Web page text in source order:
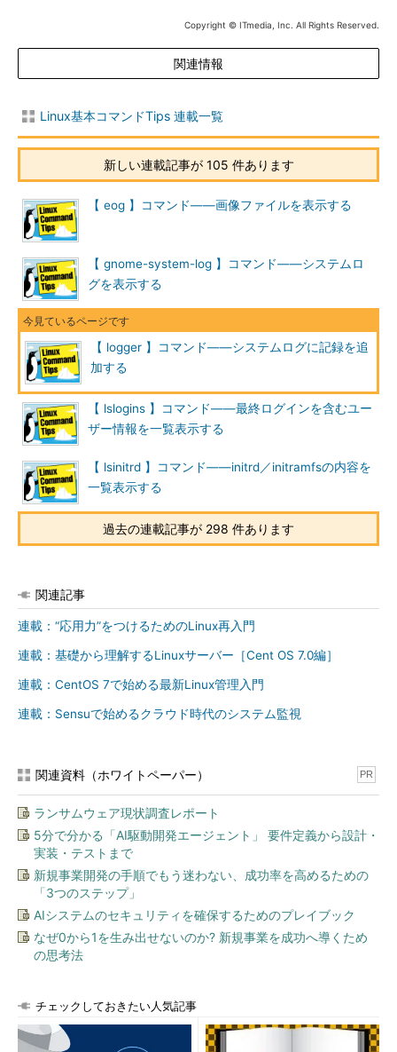
※1 優先度は「分類.重要度」で指定す
る。デフォルトは「user.notice」（本
※2 任意の文字列をタグに指定可能。
名前を記録する。
※3 「-」（ハイフン）から始まるメッ
セージを記録する場合に使う。
目次に戻る
システムログにユーザーのメッセージを記録する
を追記します（タイミングによっては末尾にならないこともあり
ます）。追記する内容は「日時 ホスト名 ユーザー名: メッセー
ジ」となります。
ユーザー名の部分を任意の文字列にしたい場合は「logger -t
ト名 文字列: メッセージ」に変わります。なお、この文字列を
「タグ」と言います。
メッセージを省略すると、標準入力からの入力待ちになりま
（※4）。なお、システムログの確認には、root権限が必要です。
sudoコマンド（第68回）などを利用してください。
合、別の端末で「tail -f
監視し続けると、loggerの動作を確認
/var/log/messages」で起動してから
［Shift］＋［F］キー（大文字の
る。いずれも［CTRL］＋［C］キー
「/var/log/messages」ではなく、
「/var/log/syslog」を指定する。
logger メッセージ
Copyright © ITmedia, Inc. All Rights Reserved.
関連情報
Linux基本コマンドTips 連載一覧
新しい連載記事が 105 件あります
【 eog 】コマンド――画像ファイルを表示する
【 gnome-system-log 】コマンド――システムロ
グを表示する
【 logger 】コマンド――システムログに記録を追
加する
【 lslogins 】コマンド――最終ログインを含むユー
ザー情報を一覧表示する
【 lsinitrd 】コマンド――initrd／initramfsの内容を
一覧表示する
過去の連載記事が 298 件あります
関連記事
連載：“応用力”をつけるためのLinux再入門
連載：基礎から理解するLinuxサーバー［Cent OS 7.0編］
連載：CentOS 7で始める最新Linux管理入門
連載：Sensuで始めるクラウド時代のシステム監視
関連資料（ホワイトペーパー） PR
ランサムウェア現状調査レポート
5分で分かる「AI駆動開発エージェント」 要件定義から設計・
実装・テストまで
新規事業開発の手順でもう迷わない、成功率を高めるための
「3つのステップ」
AIシステムのセキュリティを確保するためのプレイブック
なぜ0から1を生み出せないのか? 新規事業を成功へ導くため
の思考法
チェックしておきたい人気記事